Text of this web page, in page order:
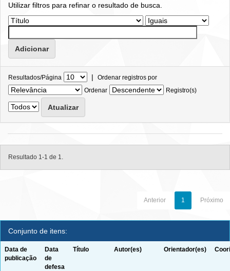
Utilizar filtros para refinar o resultado de busca.
Resultados/Página | Ordenar registros por
Ordenar
Registro(s)
Resultado 1-1 de 1.
Anterior 1 Próximo
Conjunto de itens:
Data de
publicação
Data
de
defesa
Título Autor(es) Orientador(es)